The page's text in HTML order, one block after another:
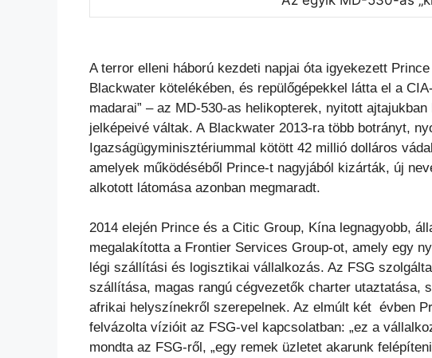
A terror elleni háború kezdeti napjai óta igyekezett
Blackwater kötelékében, és repülőgépekkel látta el a
madarai” – az MD-530-as helikopterek, nyitott
jelképeivé váltak. A Blackwater 2013-ra több botrányt,
Igazságügyminisztériummal kötött 42 millió dolláros
amelyek működéséből Prince-t nagyjából kizárták, új
alkotott látomása azonban megmaradt.
2014 elején Prince és a Citic Group, Kína legnagyobb,
megalakította a Frontier Services Group-ot, amely egy
légi szállítási és logisztikai vállalkozás. Az FSG
szállítása, magas rangú cégvezetők charter utaztatása,
afrikai helyszínekről szerepelnek. Az elmúlt két évben
felvázolta vízióit az FSG-vel kapcsolatban: „ez a
mondta az FSG-ről, „egy remek üzletet akarunk